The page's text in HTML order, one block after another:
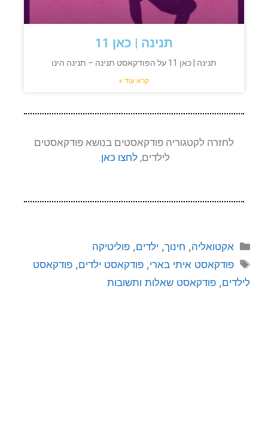
תנינה | כאן 11
תנינה | כאן 11 על הפודקאסט תנינה – תנינה הינו
קרא עוד »
לחזרה לקטגוריה פודקאסטים בנושא פודקאסטים
לילדים,לחצו כאן
אקטואליה, חינוך, ילדים,פוליטיקה
פודקאסט איתי בארי,פודקאסט ילדים,פודקאסט
לילדים, פודקאסט שאלות ותשובות